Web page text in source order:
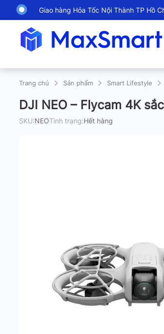
Giao hàng Hỏa Tốc Nội Thành TP Hồ
Trang chủ Sản phẩm Smart Lifestyle
DJI NEO – Flycam 4K
SKU:NEOTình trạng:Hết hàng